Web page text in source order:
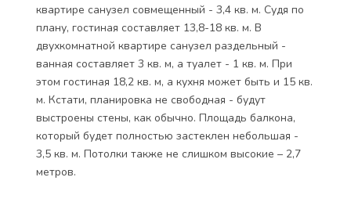
квартире санузел совмещенный - 3,4 кв. м. Судя по
плану, гостиная составляет 13,8-18 кв. м. В
двухкомнатной квартире санузел раздельный -
ванная составляет 3 кв. м, а туалет - 1 кв. м. При
этом гостиная 18,2 кв. м, а кухня может быть и 15 кв.
м. Кстати, планировка не свободная - будут
выстроены стены, как обычно. Площадь балкона,
который будет полностью застеклен небольшая -
3,5 кв. м. Потолки также не слишком высокие – 2,7
метров.